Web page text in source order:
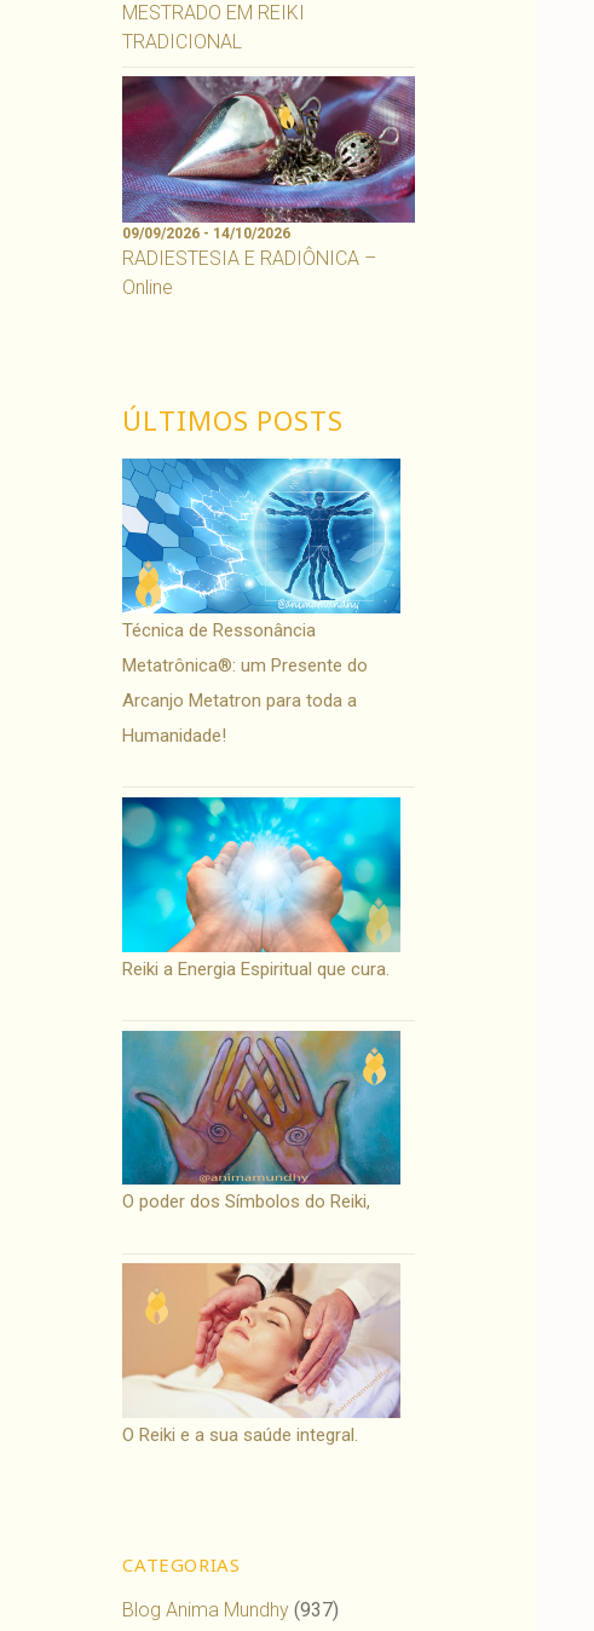
MESTRADO EM REIKI
TRADICIONAL
09/09/2026 - 14/10/2026
RADIESTESIA E RADIÔNICA –
Online
ÚLTIMOS POSTS
Técnica de Ressonância
Metatrônica®: um Presente do
Arcanjo Metatron para toda a
Humanidade!
Reiki a Energia Espiritual que cura.
O poder dos Símbolos do Reiki,
O Reiki e a sua saúde integral.
CATEGORIAS
Blog Anima Mundhy (937)